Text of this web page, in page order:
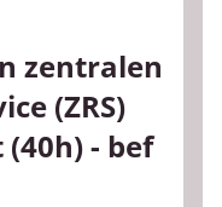
zentralen
(ZRS)
- bef